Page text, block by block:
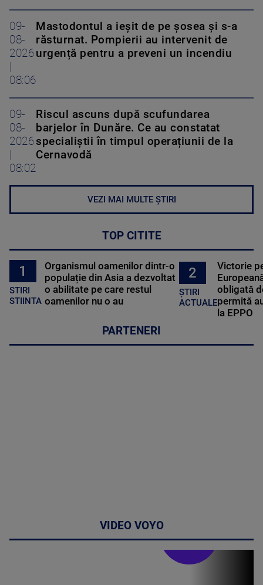
09-
08-
2026
08:06
Mastodontul a ieșit de pe șosea și s-a
răsturnat. Pompierii au intervenit de
urgență pentru a preveni un incendiu
09-
08-
2026
08:02
Riscul ascuns după scufundarea
barjelor în Dunăre. Ce au constatat
specialiștii în timpul operațiunii de la
Cernavodă
VEZI MAI MULTE ȘTIRI
TOP CITITE
1
STIRI
STIINTA
Organismul oamenilor dintr-o
populație din Asia a dezvoltat
o abilitate pe care restul
oamenilor nu o au
2
ȘTIRI
ACTUALE
Victorie
obligată
permită
la EPPO
PARTENERI
VIDEO VOYO